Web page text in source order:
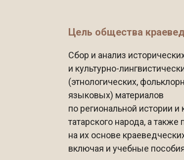
Цель общества
Сбор и анализ
и культурно-
(этнологических,
языковых) материалов
по региональной истории и
татарского народа, а также
на их основе
включая и учебные